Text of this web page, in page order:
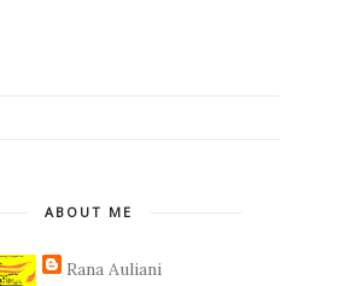
ABOUT ME
Rana Auliani